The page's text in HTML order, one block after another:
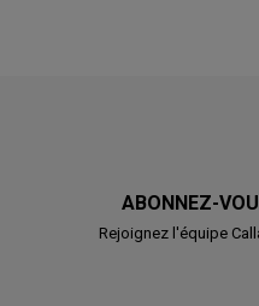
ABONNEZ-
Rejoignez l'équipe